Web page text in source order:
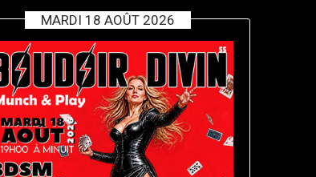
MARDI 18 AOÛT 2026